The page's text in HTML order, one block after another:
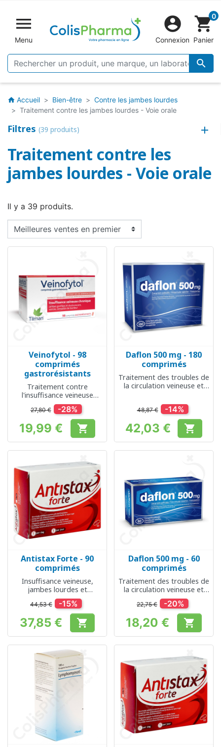

Menu


Connexion
shopping_cart0
Panier
home Accueil Bien-être
Contre les jambes lourdes
Traitement contre les jambes lourdes - Voie orale
Filtres (39 produits)
Traitement contre les
jambes lourdes - Voie orale
Il y a 39 produits.
Veinofytol - 98
comprimés
gastrorésistants
Traitement contre
l'insuffisance veineuse
chronique
27,80 € -28%
Prix
19,99 € 
Daflon 500 mg - 180
comprimés
Traitement des troubles de
la circulation veineuse et
48,87 € -14%
Prix
42,03 € 
Antistax Forte - 90
comprimés
Insuffisance veineuse,
jambes lourdes et
douloureuses
44,53 € -15%
Prix
37,85 € 
Daflon 500 mg - 60
comprimés
Traitement des troubles de
la circulation veineuse et
des hémorroïdes
22,75 € -20%
Prix
18,20 € 